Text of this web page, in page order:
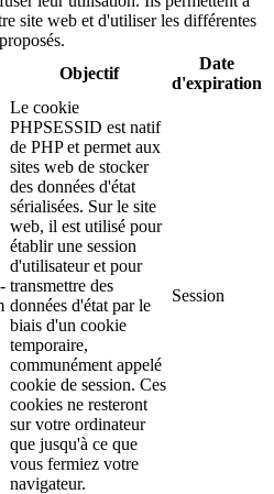
site web et d'utiliser les différentes
Objectif
Date
d'expiration
Le cookie
PHPSESSID est natif
de PHP et permet aux
sites web de stocker
des données d'état
sérialisées. Sur le site
web, il est utilisé pour
établir une session
d'utilisateur et pour
transmettre des
données d'état par le
biais d'un cookie
temporaire,
communément appelé
cookie de session. Ces
cookies ne resteront
sur votre ordinateur
que jusqu'à ce que
vous fermiez votre
navigateur.
Session